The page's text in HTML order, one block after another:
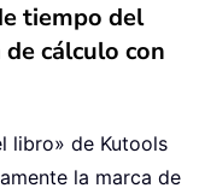
tiempo del
cálculo con
libro» de Kutools
la marca de